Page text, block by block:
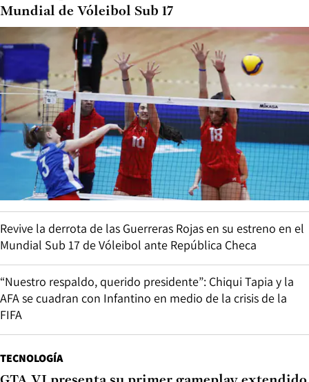
Mundial de Vóleibol Sub 17
Revive la derrota de las Guerreras Rojas en su estreno en el
Mundial Sub 17 de Vóleibol ante República Checa
“Nuestro respaldo, querido presidente”: Chiqui Tapia y la
AFA se cuadran con Infantino en medio de la crisis de la
FIFA
TECNOLOGÍA